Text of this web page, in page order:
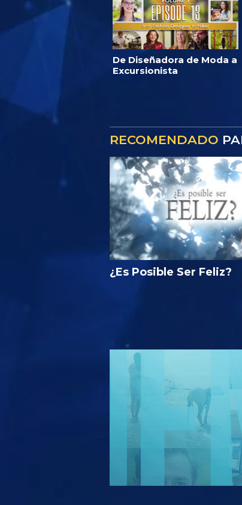
De Diseñadora de Moda a
Excursionista
RECOMENDADO
¿Es Posible Ser Feliz?